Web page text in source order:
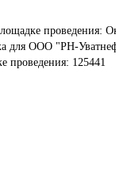
проведения:
для ООО "РН-
проведения: 125441